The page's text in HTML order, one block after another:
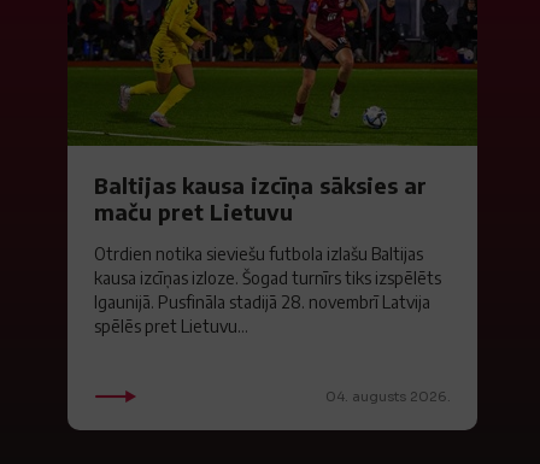
Baltijas kausa izcīņa sāksies ar
maču pret Lietuvu
Otrdien notika sieviešu futbola izlašu Baltijas
kausa izcīņas izloze. Šogad turnīrs tiks izspēlēts
Igaunijā. Pusfināla stadijā 28. novembrī Latvija
spēlēs pret Lietuvu...
04. augusts 2026.